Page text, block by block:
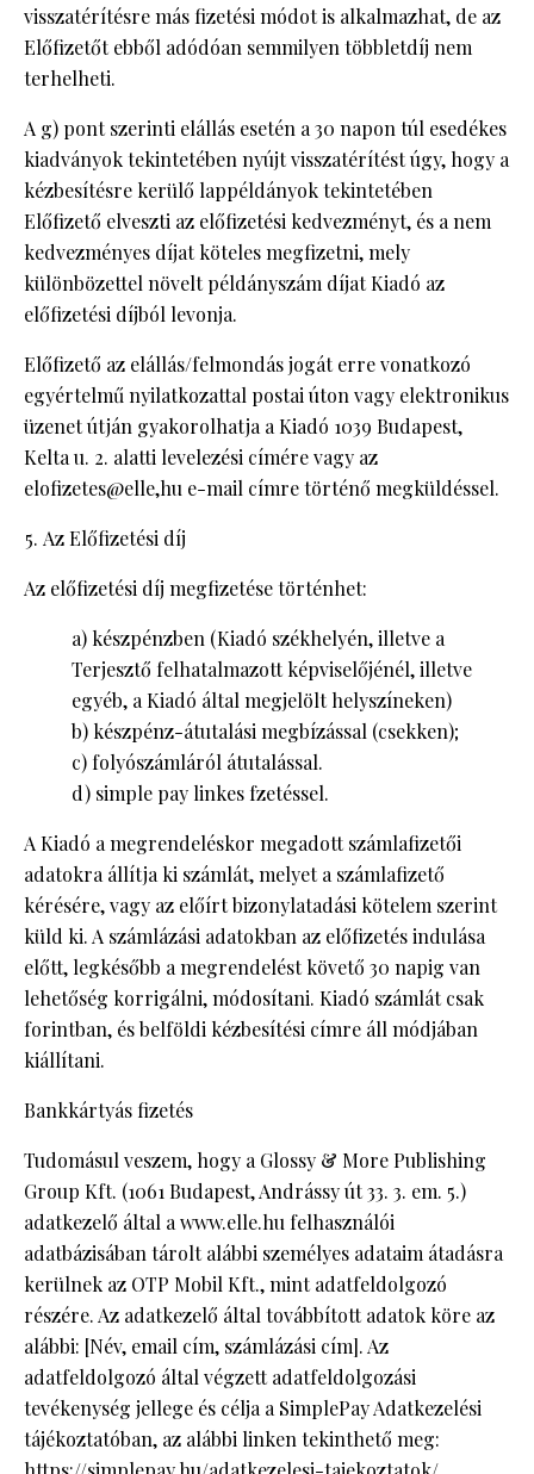
visszatérítésre más fizetési módot is alkalmazhat, de az
Előfizetőt ebből adódóan semmilyen többletdíj nem
terhelheti.
A g) pont szerinti elállás esetén a 30 napon túl esedékes
kiadványok tekintetében nyújt visszatérítést úgy, hogy a
kézbesítésre kerülő lappéldányok tekintetében
Előfizető elveszti az előfizetési kedvezményt, és a nem
kedvezményes díjat köteles megfizetni, mely
különbözettel növelt példányszám díjat Kiadó az
előfizetési díjból levonja.
Előfizető az elállás/felmondás jogát erre vonatkozó
egyértelmű nyilatkozattal postai úton vagy elektronikus
üzenet útján gyakorolhatja a Kiadó 1039 Budapest,
Kelta u. 2. alatti levelezési címére vagy az
elofizetes@elle,hu e-mail címre történő megküldéssel.
Az Előfizetési díj
Az előfizetési díj megfizetése történhet:
a) készpénzben (Kiadó székhelyén, illetve a
Terjesztő felhatalmazott képviselőjénél, illetve
egyéb, a Kiadó által megjelölt helyszíneken)
b) készpénz-átutalási megbízással (csekken);
c) folyószámláról átutalással.
d) simple pay linkes fzetéssel.
A Kiadó a megrendeléskor megadott számlafizetői
adatokra állítja ki számlát, melyet a számlafizető
kérésére, vagy az előírt bizonylatadási kötelem szerint
küld ki. A számlázási adatokban az előfizetés indulása
előtt, legkésőbb a megrendelést követő 30 napig van
lehetőség korrigálni, módosítani. Kiadó számlát csak
forintban, és belföldi kézbesítési címre áll módjában
kiállítani.
Bankkártyás fizetés
Tudomásul veszem, hogy a Glossy & More Publishing
Group Kft. (1061 Budapest, Andrássy út 33. 3. em. 5.)
adatkezelő által a www.elle.hu felhasználói
adatbázisában tárolt alábbi személyes adataim átadásra
kerülnek az OTP Mobil Kft., mint adatfeldolgozó
részére. Az adatkezelő által továbbított adatok köre az
alábbi: [Név, email cím, számlázási cím]. Az
adatfeldolgozó által végzett adatfeldolgozási
tevékenység jellege és célja a SimplePay Adatkezelési
tájékoztatóban, az alábbi linken tekinthető meg: